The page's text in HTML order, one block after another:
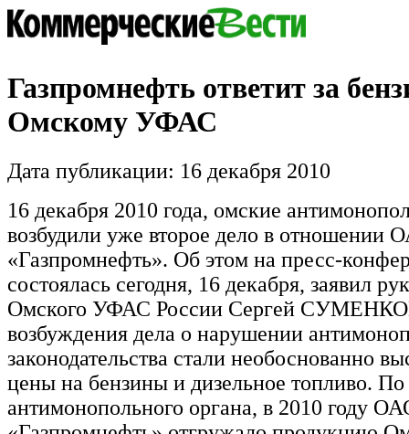
Газпромнефть ответит за
Омскому УФАС
Дата публикации: 16 декабря 2010
16 декабря 2010 года, омские
возбудили уже второе дело в отношении
«Газпромнефть». Об этом на пресс-
состоялась сегодня, 16 декабря, заявил
Омского УФАС России Сергей
возбуждения дела о нарушении
законодательства стали необоснованно
цены на бензины и дизельное топливо.
антимонопольного органа, в 2010 году